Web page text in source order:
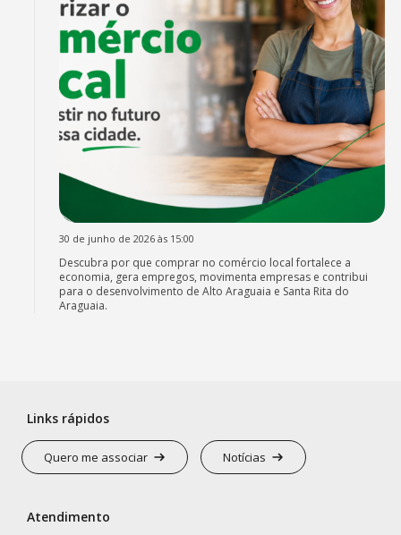
30 de junho de 2026 às 15:00
Descubra por que comprar no comércio local fortalece a
economia, gera empregos, movimenta empresas e contribui
para o desenvolvimento de Alto Araguaia e Santa Rita do
Araguaia.
Links rápidos
Quero me associar Notícias
Atendimento